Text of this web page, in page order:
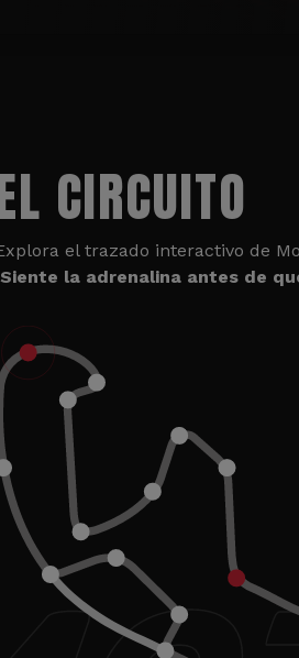
CIRCUITO
el trazado interactivo de
la adrenalina antes de